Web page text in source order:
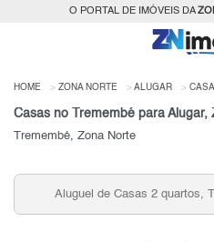
O PORTAL DE IMÓVEIS DA
HOME ZONA NORTE ALUGAR
Casas no Tremembé para Alugar,
Tremembé, Zona Norte
Aluguel de Casas 2 quartos,